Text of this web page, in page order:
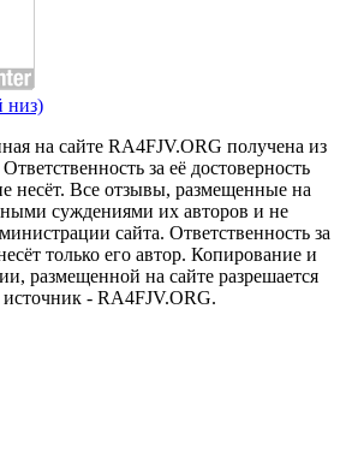
на сайте RA4FJV.ORG получена из
за её достоверность
несёт. Все отзывы, размещенные на
суждениями их авторов и не
сайта. Ответственность за
только его автор. Копирование и
размещенной на сайте разрешается
- RA4FJV.ORG.